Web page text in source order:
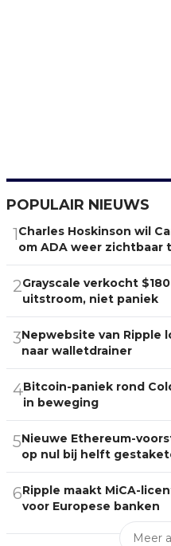
POPULAIR NIEUWS
1Charles Hoskinson wil
om ADA weer zichtbaar
2Grayscale verkocht
uitstroom, niet paniek
3Nepwebsite van Ripple
naar walletdrainer
4Bitcoin-paniek rond
in beweging
5Nieuwe Ethereum-
op nul bij helft
6Ripple maakt MiCA-
voor Europese banken
Meer